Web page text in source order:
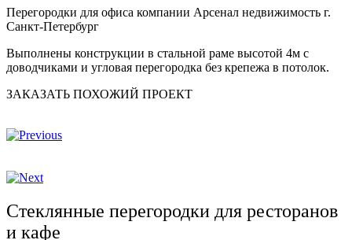
Перегородки для офиса компании Арсенал недвижимость г.
Санкт-Петербург
Выполнены конструкции в стальной раме высотой 4м с
доводчиками и угловая перегородка без крепежа в потолок.
ЗАКАЗАТЬ ПОХОЖИЙ ПРОЕКТ
Стеклянные перегородки для ресторанов
и кафе